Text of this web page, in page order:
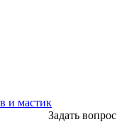
и мастик
Задать вопрос